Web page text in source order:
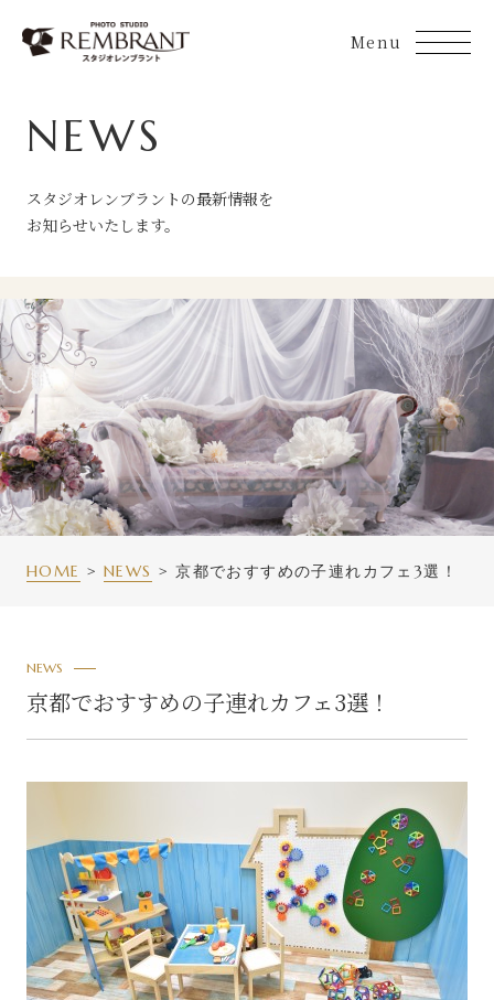
NEWS
スタジオレンブラントの最新情報を
お知らせいたします。
HOME NEWS 京都でおすすめの子連れカフェ3選！
NEWS
京都でおすすめの子連れカフェ3選！